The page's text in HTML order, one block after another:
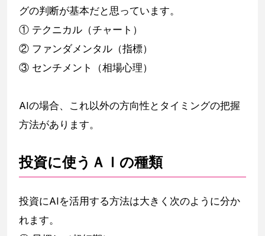
グの判断が基本だと思っています。
① テクニカル（チャート）
② ファンダメンタル（指標）
③ センチメント（相場心理）
AIの場合、これ以外の方向性とタイミングの把握
方法があります。
投資に使うＡＩの種類
投資にAIを活用する方法は大きく次のように分か
れます。